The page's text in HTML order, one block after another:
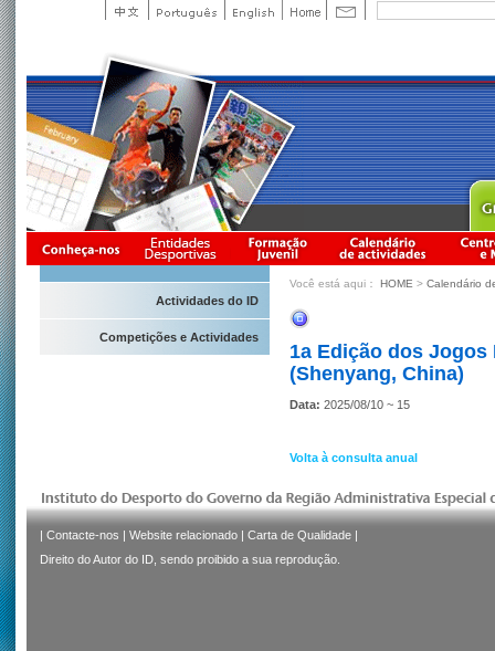
Actividades do ID
Competições e Actividades
Você está aqui： HOME > Calendário
1a Edição dos Jogos
(Shenyang, China)
Data: 2025/08/10 ~ 15
Volta à consulta anual
| Contacte-nos | Website relacionado | Carta de Qualidade |
Direito do Autor do ID, sendo proibido a sua reprodução.